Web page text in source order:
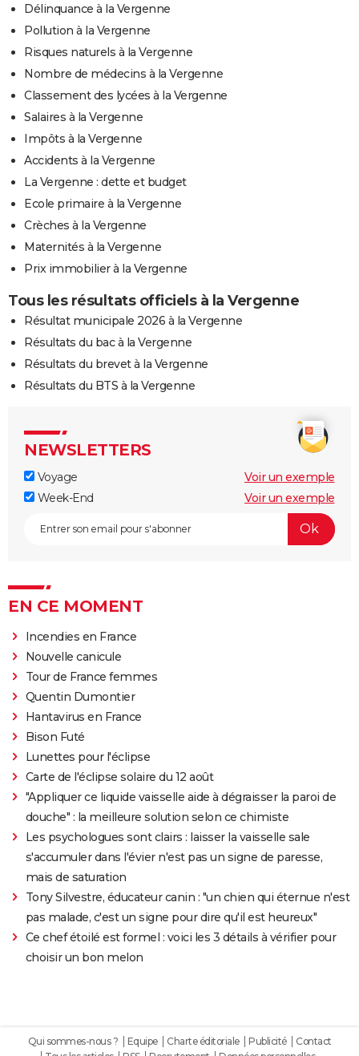
Délinquance à la Vergenne
Pollution à la Vergenne
Risques naturels à la Vergenne
Nombre de médecins à la Vergenne
Classement des lycées à la Vergenne
Salaires à la Vergenne
Impôts à la Vergenne
Accidents à la Vergenne
La Vergenne : dette et budget
Ecole primaire à la Vergenne
Crèches à la Vergenne
Maternités à la Vergenne
Prix immobilier à la Vergenne
Tous les résultats officiels à la Vergenne
Résultat municipale 2026 à la Vergenne
Résultats du bac à la Vergenne
Résultats du brevet à la Vergenne
Résultats du BTS à la Vergenne
NEWSLETTERS
Voyage
Voir un exemple
Week-End
Voir un exemple
EN CE MOMENT
Incendies en France
Nouvelle canicule
Tour de France femmes
Quentin Dumontier
Hantavirus en France
Bison Futé
Lunettes pour l'éclipse
Carte de l'éclipse solaire du 12 août
"Appliquer ce liquide vaisselle aide à dégraisser la paroi de
douche" : la meilleure solution selon ce chimiste
Les psychologues sont clairs : laisser la vaisselle sale
s'accumuler dans l'évier n'est pas un signe de paresse,
mais de saturation
Tony Silvestre, éducateur canin : "un chien qui éternue n'est
pas malade, c'est un signe pour dire qu'il est heureux"
Ce chef étoilé est formel : voici les 3 détails à vérifier pour
choisir un bon melon
Qui sommes-nous ? Equipe Charte éditoriale Publicité
Contact